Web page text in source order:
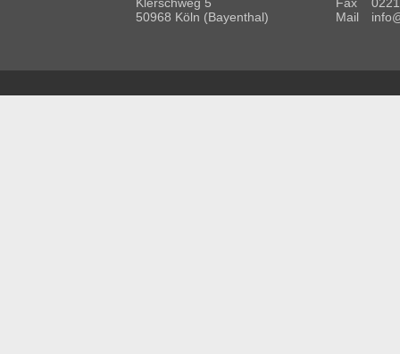
50968 Köln (Bayenthal)
Mail